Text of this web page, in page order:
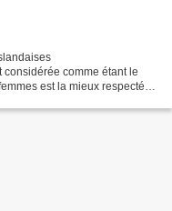
comme étant le
est la mieux respectée